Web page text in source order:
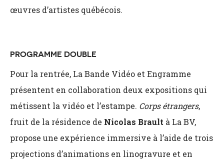
œuvres d’artistes québécois.
PROGRAMME DOUBLE
Pour la rentrée, La Bande Vidéo et Engramme
présentent en collaboration deux expositions qui
métissent la vidéo et l’estampe. Corps étrangers,
fruit de la résidence de Nicolas Brault à La BV,
propose une expérience immersive à l’aide de trois
projections d’animations en linogravure et en